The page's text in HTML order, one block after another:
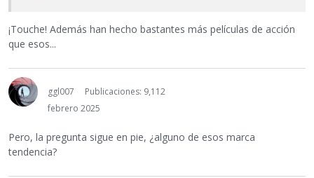
¡Touche! Además han hecho bastantes más películas de acción
que esos...
ggl007
Publicaciones: 9,112
febrero 2025
Pero, la pregunta sigue en pie, ¿alguno de esos marca
tendencia?